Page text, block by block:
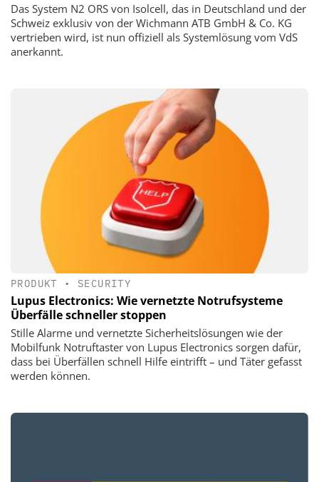
Das System N2 ORS von Isolcell, das in Deutschland und der
Schweiz exklusiv von der Wichmann ATB GmbH & Co. KG
vertrieben wird, ist nun offiziell als Systemlösung vom VdS
anerkannt.
PRODUKT • SECURITY
Lupus Electronics: Wie vernetzte Notrufsysteme
Überfälle schneller stoppen
Stille Alarme und vernetzte Sicherheitslösungen wie der
Mobilfunk Notruftaster von Lupus Electronics sorgen dafür,
dass bei Überfällen schnell Hilfe eintrifft – und Täter gefasst
werden können.